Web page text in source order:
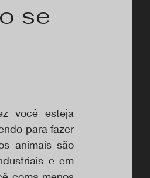
se
você esteja
para fazer
animais são
e em